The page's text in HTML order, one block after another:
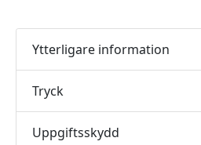
Ytterligare information
Tryck
Uppgiftsskydd